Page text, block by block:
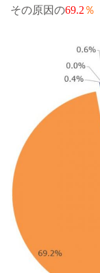
その原因の69.2 ％